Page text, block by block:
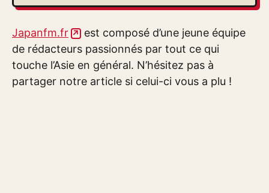
Japanfm.fr
est composé d’une jeune équipe
de rédacteurs passionnés par tout ce qui
touche l’Asie en général. N’hésitez pas à
partager notre article si celui-ci vous a plu !